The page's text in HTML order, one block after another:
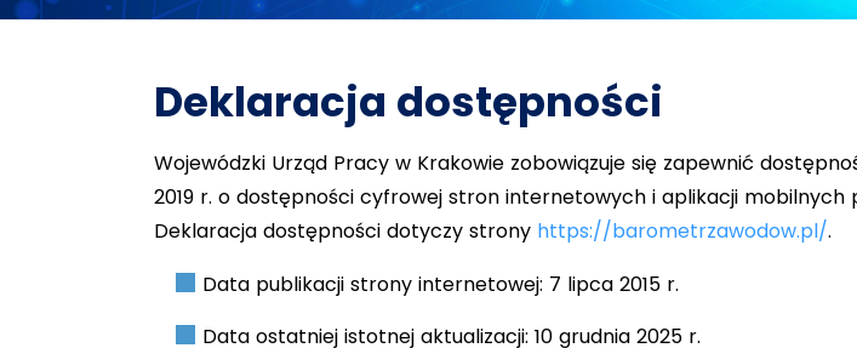
Deklaracja dostępności
Wojewódzki Urząd Pracy w Krakowie zobowiązuje się zapewnić
2019 r. o dostępności cyfrowej stron internetowych i aplikacji mobilnych
Deklaracja dostępności dotyczy strony https://barometrzawodow.pl/.
Data publikacji strony internetowej: 7 lipca 2015 r.
Data ostatniej istotnej aktualizacji: 10 grudnia 2025 r.